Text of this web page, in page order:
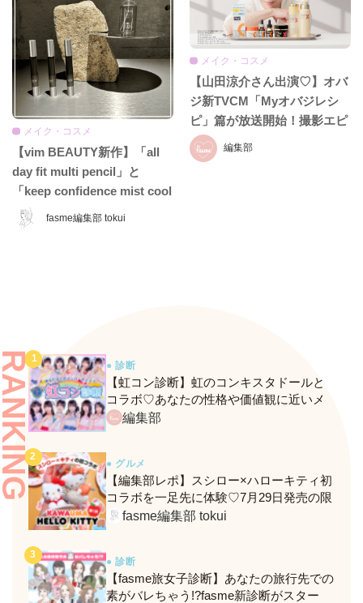
fasme編集部 tokui
メイク・コスメ
【vim BEAUTY新作】「all
day fit multi pencil」と
「keep confidence mist cool
EX」をレビュー♡ 夏のお直
しに頼れるコスメをチェッ
編集部
メイク・コスメ
【山田涼介さん出演♡】オバ
ジ新TVCM「Myオバジレシ
ピ」篇が放送開始！撮影エピ
ソード＆インタビュー全文を
お届け
● 診断
【虹コン診断】虹のコンキスタドールと
コラボ♡あなたの性格や価値観に近いメ
ンバーがわかる、fasmeの新診断がスター
編集部
● グルメ
【編集部レポ】スシロー×ハローキティ初
コラボを一足先に体験♡7月29日発売の限
定メニュー＆グッズをレポ！
fasme編集部 tokui
● 診断
【fasme旅女子診断】あなたの旅行先での
素がバレちゃう!?fasme新診断がスター